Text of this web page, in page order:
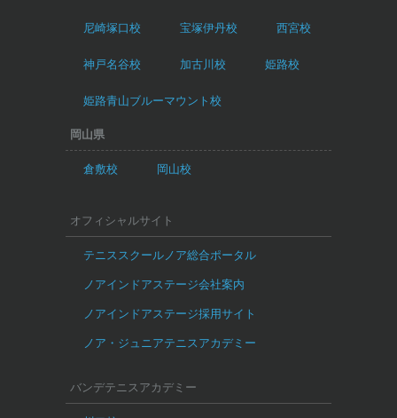
尼崎塚口校 宝塚伊丹校 西宮校
神戸名谷校 加古川校 姫路校
姫路青山ブルーマウント校
岡山県
倉敷校 岡山校
オフィシャルサイト
テニススクールノア総合ポータル
ノアインドアステージ会社案内
ノアインドアステージ採用サイト
ノア・ジュニアテニスアカデミー
バンデテニスアカデミー